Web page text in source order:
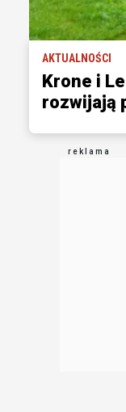
AKTUALNOŚCI
Krone i
rozwijają